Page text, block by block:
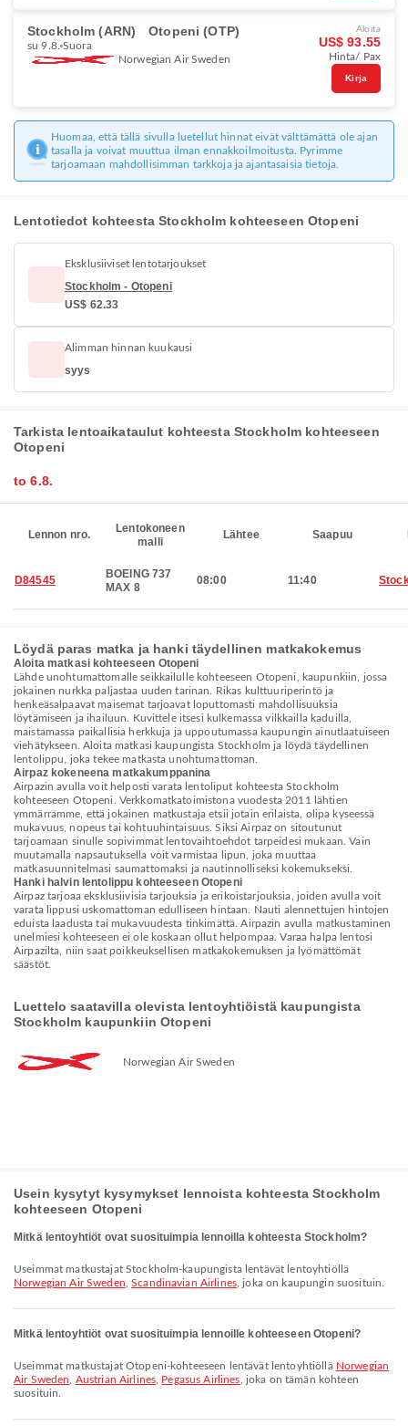
Stockholm (ARN) Otopeni (OTP)
su 9.8. Suora
Norwegian Air Sweden
Aloita
US$ 93.55
Hinta/ Pax
Kirja
Huomaa, että tällä sivulla luetellut hinnat eivät välttämättä ole ajan
tasalla ja voivat muuttua ilman ennakkoilmoitusta. Pyrimme
tarjoamaan mahdollisimman tarkkoja ja ajantasaisia tietoja.
Lentotiedot kohteesta Stockholm kohteeseen Otopeni
Eksklusiiviset lentotarjoukset
Stockholm - Otopeni
US$ 62.33
Alimman hinnan kuukausi
syys
Tarkista lentoaikataulut kohteesta Stockholm kohteeseen
Otopeni
to 6.8.
Lennon nro.
Lentokoneen
malli
Lähtee Saapuu
D84545
BOEING 737
MAX 8
08:00 11:40
Löydä paras matka ja hanki täydellinen matkakokemus
Aloita matkasi kohteeseen Otopeni
Lähde unohtumattomalle seikkailulle kohteeseen Otopeni, kaupunkiin, jossa
jokainen nurkka paljastaa uuden tarinan. Rikas kulttuuriperintö ja
henkeäsalpaavat maisemat tarjoavat loputtomasti mahdollisuuksia
löytämiseen ja ihailuun. Kuvittele itsesi kulkemassa vilkkailla kaduilla,
maistamassa paikallisia herkkuja ja uppoutumassa kaupungin ainutlaatuiseen
viehätykseen. Aloita matkasi kaupungista Stockholm ja löydä täydellinen
lentolippu, joka tekee matkasta unohtumattoman.
Airpaz kokeneena matkakumppanina
Airpazin avulla voit helposti varata lentoliput kohteesta Stockholm
kohteeseen Otopeni. Verkkomatkatoimistona vuodesta 2011 lähtien
ymmärrämme, että jokainen matkustaja etsii jotain erilaista, olipa kyseessä
mukavuus, nopeus tai kohtuuhintaisuus. Siksi Airpaz on sitoutunut
tarjoamaan sinulle sopivimmat lentovaihtoehdot tarpeidesi mukaan. Vain
muutamalla napsautuksella voit varmistaa lipun, joka muuttaa
matkasuunnitelmasi saumattomaksi ja nautinnolliseksi kokemukseksi.
Hanki halvin lentolippu kohteeseen Otopeni
Airpaz tarjoaa eksklusiivisia tarjouksia ja erikoistarjouksia, joiden avulla voit
varata lippusi uskomattoman edulliseen hintaan. Nauti alennettujen hintojen
eduista laadusta tai mukavuudesta tinkimättä. Airpazin avulla matkustaminen
unelmiesi kohteeseen ei ole koskaan ollut helpompaa. Varaa halpa lentosi
Airpazilta, niin saat poikkeuksellisen matkakokemuksen ja lyömättömät
säästöt.
Luettelo saatavilla olevista lentoyhtiöistä kaupungista
Stockholm kaupunkiin Otopeni
Norwegian Air Sweden
Usein kysytyt kysymykset lennoista kohteesta Stockholm
kohteeseen Otopeni
Mitkä lentoyhtiöt ovat suosituimpia lennoilla kohteesta Stockholm?
Useimmat matkustajat Stockholm-kaupungista lentävät lentoyhtiöllä
Norwegian Air Sweden ,Scandinavian Airlines , joka on kaupungin suosituin.
Mitkä lentoyhtiöt ovat suosituimpia lennoille kohteeseen Otopeni?
Useimmat matkustajat Otopeni-kohteeseen lentävät lentoyhtiöllä Norwegian
Air Sweden
Austrian Airlines Pegasus Airlines , joka on tämän kohteen
suosituin.